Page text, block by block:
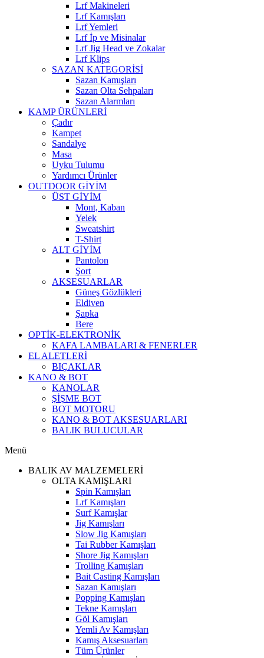
Lrf Makineleri
Lrf Kamışları
Lrf Yemleri
Lrf İp ve Misinalar
Lrf Jig Head ve Zokalar
Lrf Klips
SAZAN KATEGORİSİ
Sazan Kamışları
Sazan Olta Sehpaları
Sazan Alarmları
KAMP ÜRÜNLERİ
Çadır
Kampet
Sandalye
Masa
Uyku Tulumu
Yardımcı Ürünler
OUTDOOR GİYİM
ÜST GİYİM
Mont, Kaban
Yelek
Sweatshirt
T-Shirt
ALT GİYİM
Pantolon
Şort
AKSESUARLAR
Güneş Gözlükleri
Eldiven
Şapka
Bere
OPTİK-ELEKTRONİK
KAFA LAMBALARI & FENERLER
EL ALETLERİ
BIÇAKLAR
KANO & BOT
KANOLAR
ŞİŞME BOT
BOT MOTORU
KANO & BOT AKSESUARLARI
BALIK BULUCULAR
Menü
BALIK AV MALZEMELERİ
OLTA KAMIŞLARI
Spin Kamışları
Lrf Kamışları
Surf Kamışlar
Jig Kamışları
Slow Jig Kamışları
Tai Rubber Kamışları
Shore Jig Kamışları
Trolling Kamışları
Bait Casting Kamışları
Sazan Kamışları
Popping Kamışları
Tekne Kamışları
Göl Kamışları
Yemli Av Kamışları
Kamış Aksesuarları
Tüm Ürünler